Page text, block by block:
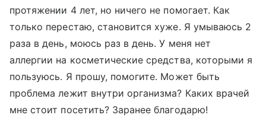
протяжении 4 лет, но ничего не помогает. Как
только перестаю, становится хуже. Я умываюсь 2
раза в день, моюсь раз в день. У меня нет
аллергии на косметические средства, которыми я
пользуюсь. Я прошу, помогите. Может быть
проблема лежит внутри организма? Каких врачей
мне стоит посетить? Заранее благодарю!